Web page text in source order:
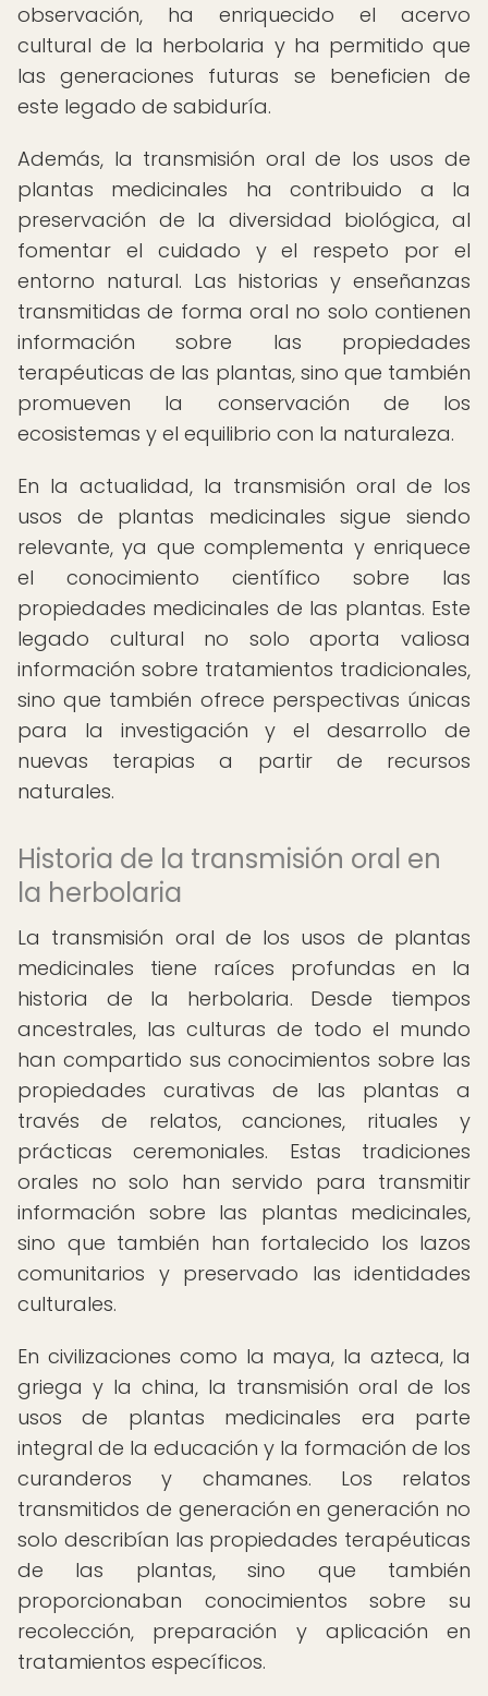
observación, ha enriquecido el acervo
cultural de la herbolaria y ha permitido que
las generaciones futuras se beneficien de
este legado de sabiduría.
Además, la transmisión oral de los usos de
plantas medicinales ha contribuido a la
preservación de la diversidad biológica, al
fomentar el cuidado y el respeto por el
entorno natural. Las historias y enseñanzas
transmitidas de forma oral no solo contienen
información sobre las propiedades
terapéuticas de las plantas, sino que también
promueven la conservación de los
ecosistemas y el equilibrio con la naturaleza.
En la actualidad, la transmisión oral de los
usos de plantas medicinales sigue siendo
relevante, ya que complementa y enriquece
el conocimiento científico sobre las
propiedades medicinales de las plantas. Este
legado cultural no solo aporta valiosa
información sobre tratamientos tradicionales,
sino que también ofrece perspectivas únicas
para la investigación y el desarrollo de
nuevas terapias a partir de recursos
naturales.
Historia de la transmisión oral en
la herbolaria
La transmisión oral de los usos de plantas
medicinales tiene raíces profundas en la
historia de la herbolaria. Desde tiempos
ancestrales, las culturas de todo el mundo
han compartido sus conocimientos sobre las
propiedades curativas de las plantas a
través de relatos, canciones, rituales y
prácticas ceremoniales. Estas tradiciones
orales no solo han servido para transmitir
información sobre las plantas medicinales,
sino que también han fortalecido los lazos
comunitarios y preservado las identidades
culturales.
En civilizaciones como la maya, la azteca, la
griega y la china, la transmisión oral de los
usos de plantas medicinales era parte
integral de la educación y la formación de los
curanderos y chamanes. Los relatos
transmitidos de generación en generación no
solo describían las propiedades terapéuticas
de las plantas, sino que también
proporcionaban conocimientos sobre su
recolección, preparación y aplicación en
tratamientos específicos.